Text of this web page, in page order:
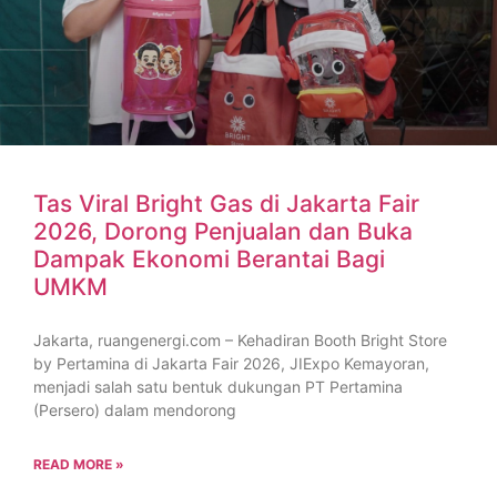
Tas Viral Bright Gas di Jakarta Fair
2026, Dorong Penjualan dan Buka
Dampak Ekonomi Berantai Bagi
UMKM
Jakarta, ruangenergi.com – Kehadiran Booth Bright Store
by Pertamina di Jakarta Fair 2026, JIExpo Kemayoran,
menjadi salah satu bentuk dukungan PT Pertamina
(Persero) dalam mendorong
READ MORE »